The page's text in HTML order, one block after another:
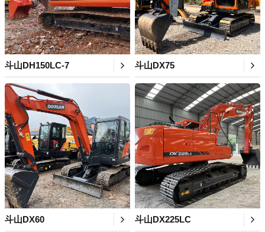
斗山DH150LC-7 斗山DX75
斗山DX60 斗山DX225LC